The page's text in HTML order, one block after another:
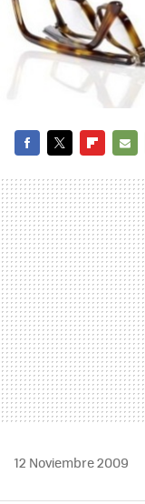
MAIL
12 Noviembre 2009